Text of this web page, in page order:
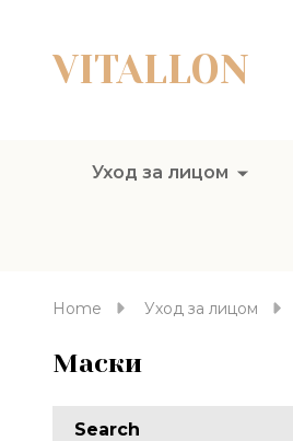
VITALLON
Уход за лицом
Home Уход за лицом
Маски
Search